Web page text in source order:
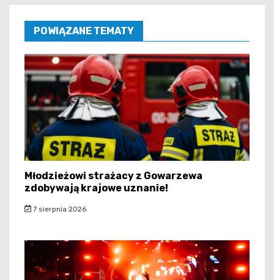
POWIĄZANE TEMATY
Młodzieżowi strażacy z Gowarzewa
zdobywają krajowe uznanie!
7 sierpnia 2026